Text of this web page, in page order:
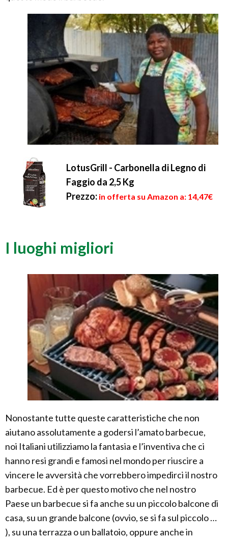
LotusGrill - Carbonella di Legno di
Faggio da 2,5 Kg
Prezzo: in offerta su Amazon a: 14,47€
I luoghi migliori
Nonostante tutte queste caratteristiche che non
aiutano assolutamente a godersi l’amato barbecue,
noi Italiani utilizziamo la fantasia e l’inventiva che ci
hanno resi grandi e famosi nel mondo per riuscire a
vincere le avversità che vorrebbero impedirci il nostro
barbecue. Ed è per questo motivo che nel nostro
Paese un barbecue si fa anche su un piccolo balcone di
casa, su un grande balcone (ovvio, se si fa sul piccolo …
), su una terrazza o un ballatoio, oppure anche in